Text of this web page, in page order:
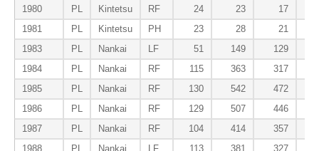
1980 PL Kintetsu RF 24 23
17
1981
PL Kintetsu PH 23 28
21
1983
PL Nankai LF 51 149 129
1984
PL Nankai RF 115 363 317
1985
PL Nankai RF 130 542 472
1986
PL Nankai RF 129 507 446
1987
PL Nankai RF 104 414 357
1988
PL Nankai LF 113 381 327